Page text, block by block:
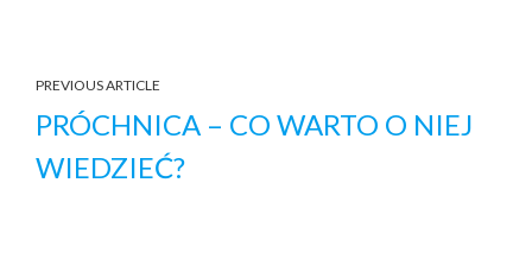
PREVIOUS ARTICLE
PRÓCHNICA – CO WARTO O NIEJ
WIEDZIEĆ?